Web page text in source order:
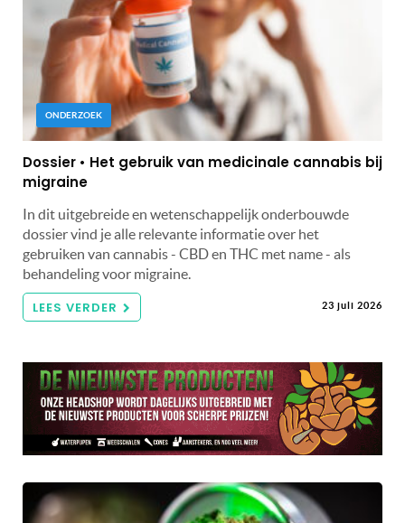
ONDERZOEK
Dossier • Het gebruik van medicinale cannabis bij
migraine
In dit uitgebreide en wetenschappelijk onderbouwde
dossier vind je alle relevante informatie over het
gebruiken van cannabis - CBD en THC met name - als
behandeling voor migraine.
LEES VERDER 23 juli 2026